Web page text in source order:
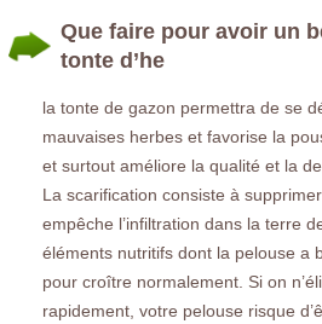
Que faire pour avoir un
tonte d’he
la tonte de gazon permettra de se
mauvaises herbes et favorise la
et surtout améliore la qualité et la
La scarification consiste à
empêche l’infiltration dans la terre
éléments nutritifs dont la pelouse a
pour croître normalement. Si on
rapidement, votre pelouse risque